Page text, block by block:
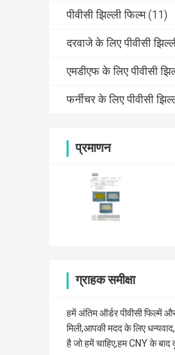
पीवीसी झिल्ली फिल्म (11)
दरवाजे के लिए पीवीसी
एमडीएफ के लिए पीवीसी
फर्नीचर के लिए पीवीसी
प्रमाणन
ग्राहक समीक्षा
हमें अंतिम ऑर्डर पीवीसी फिल्में
मिली,आपकी मदद के लिए
है जो हमें चाहिए,हम CNY के